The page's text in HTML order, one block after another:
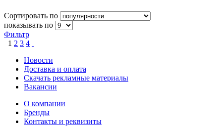
Сортировать по
показывать по
Фильтр
1 2 3 4
Новости
Доставка и оплата
Скачать рекламные материалы
Вакансии
О компании
Бренды
Контакты и реквизиты